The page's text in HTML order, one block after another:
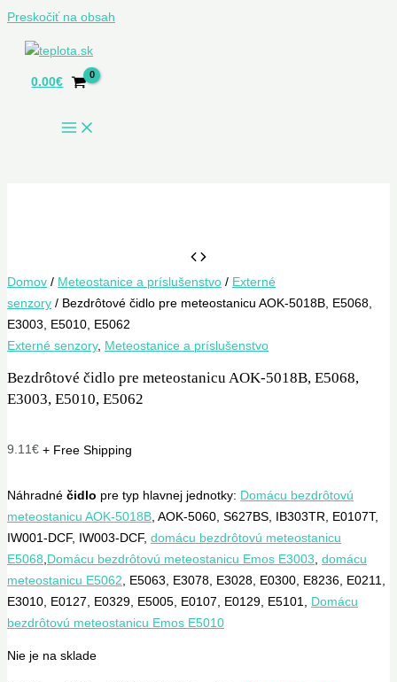
Preskočiť na obsah
0.00€
Domov / Meteostanice a príslušenstvo / Externé
senzory / Bezdrôtové čidlo pre meteostanicu AOK-5018B, E5068,
E3003, E5010, E5062
Externé senzory, Meteostanice a príslušenstvo
Bezdrôtové čidlo pre meteostanicu AOK-5018B, E5068,
E3003, E5010, E5062
9.11€ + Free Shipping
Náhradné čidlo pre typ hlavnej jednotky: Domácu bezdrôtovú
meteostanicu AOK-5018B , AOK-5060, S627BS, IB303TR, E0107T,
IW001-DCF, IW003-DCF, domácu bezdrôtovú meteostanicu
E5068 Domácu bezdrôtovú meteostanicu Emos E3003 domácu
meteostanicu E5062 , E5063, E3078, E3028, E0300, E8236, E0211,
E3010, E0127, E0329, E5005, E0107, E0129, E5101,
Domácu
bezdrôtovú meteostanicu Emos E5010
Nie je na sklade